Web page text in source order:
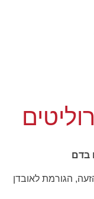
בדם
הגורמת לאובדן